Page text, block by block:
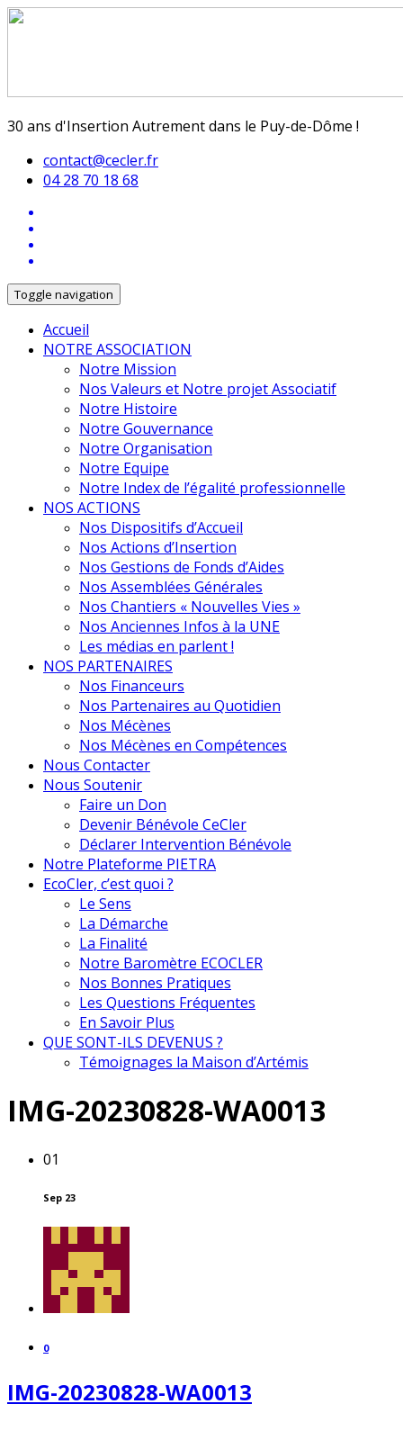
30 ans d'Insertion Autrement dans le Puy-de-Dôme !
contact@cecler.fr
04 28 70 18 68
Toggle navigation
Accueil
NOTRE ASSOCIATION
Notre Mission
Nos Valeurs et Notre projet Associatif
Notre Histoire
Notre Gouvernance
Notre Organisation
Notre Equipe
Notre Index de l’égalité professionnelle
NOS ACTIONS
Nos Dispositifs d’Accueil
Nos Actions d’Insertion
Nos Gestions de Fonds d’Aides
Nos Assemblées Générales
Nos Chantiers « Nouvelles Vies »
Nos Anciennes Infos à la UNE
Les médias en parlent !
NOS PARTENAIRES
Nos Financeurs
Nos Partenaires au Quotidien
Nos Mécènes
Nos Mécènes en Compétences
Nous Contacter
Nous Soutenir
Faire un Don
Devenir Bénévole CeCler
Déclarer Intervention Bénévole
Notre Plateforme PIETRA
EcoCler, c’est quoi ?
Le Sens
La Démarche
La Finalité
Notre Baromètre ECOCLER
Nos Bonnes Pratiques
Les Questions Fréquentes
En Savoir Plus
QUE SONT-ILS DEVENUS ?
Témoignages la Maison d’Artémis
IMG-20230828-WA0013
01
Sep 23
0
IMG-20230828-WA0013